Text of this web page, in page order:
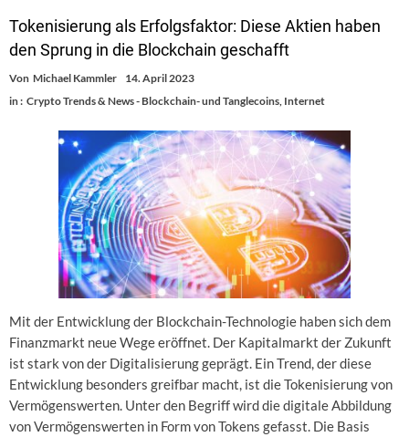
Tokenisierung als Erfolgsfaktor: Diese Aktien haben
den Sprung in die Blockchain geschafft
Von Michael Kammler
14. April 2023
in : Crypto Trends & News - Blockchain- und Tanglecoins, Internet
Mit der Entwicklung der Blockchain-Technologie haben sich dem
Finanzmarkt neue Wege eröffnet. Der Kapitalmarkt der Zukunft
ist stark von der Digitalisierung geprägt. Ein Trend, der diese
Entwicklung besonders greifbar macht, ist die Tokenisierung von
Vermögenswerten. Unter den Begriff wird die digitale Abbildung
von Vermögenswerten in Form von Tokens gefasst. Die Basis